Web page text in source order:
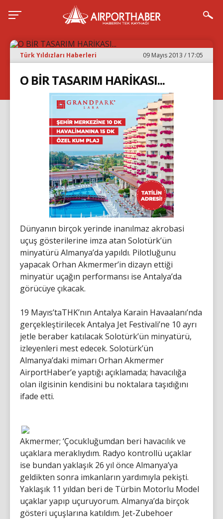
Türk Yıldızları Haberleri 09 Mayıs 2013 / 17:05
O BİR TASARIM HARİKASI...
Dünyanın birçok yerinde inanılmaz akrobasi
uçuş gösterilerine imza atan Solotürk’ün
minyatürü Almanya’da yapıldı. Pilotluğunu
yapacak Orhan Akmermer’in dizayn ettiği
minyatür uçağın performansı ise Antalya’da
görücüye çıkacak.
19 Mayıs’taTHK’nın Antalya Karain Havaalanı’nda
gerçekleştirilecek Antalya Jet Festivali’ne 10 ayrı
jetle beraber katılacak Solotürk’ün minyatürü,
izleyenleri mest edecek. Solotürk’ün
Almanya’daki mimarı Orhan Akmermer
AirportHaber’e yaptığı açıklamada; havacılığa
olan ilgisinin kendisini bu noktalara taşıdığını
ifade etti.
Akmermer; ‘Çocukluğumdan beri havacılık ve
uçaklara meraklıydım. Radyo kontrollü uçaklar
ise bundan yaklaşık 26 yıl önce Almanya’ya
geldikten sonra imkanların yardımıyla pekişti.
Yaklaşık 11 yıldan beri de Türbin Motorlu Model
uçaklar yapıp uçuruyorum. Almanya’da birçok
gösteri uçuşlarına katıldım. Jet-Zubehoer